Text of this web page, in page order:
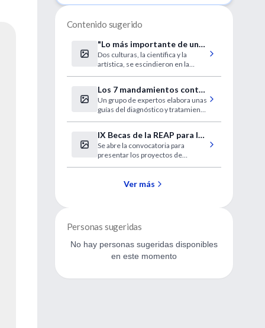
Contenido sugerido
"Lo más importante de una
teoría científica es que
tenga belleza"
Dos culturas, la científica y la
artística, se escindieron en la
valores quedaron desde entonces
en esferas autónomas.
Los 7 mandamientos contra
el dolor de espalda
Un grupo de expertos elabora unas
guías del diagnóstico y tratamiento
IX Becas de la REAP para la
investigación en Atención
Primaria
Se abre la convocatoria para
presentar los proyectos de
Ver más
Personas sugeridas
No hay personas sugeridas disponibles
en este momento